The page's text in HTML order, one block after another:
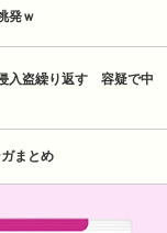
発ｗ
入盗繰り返す　容疑で中
まとめ